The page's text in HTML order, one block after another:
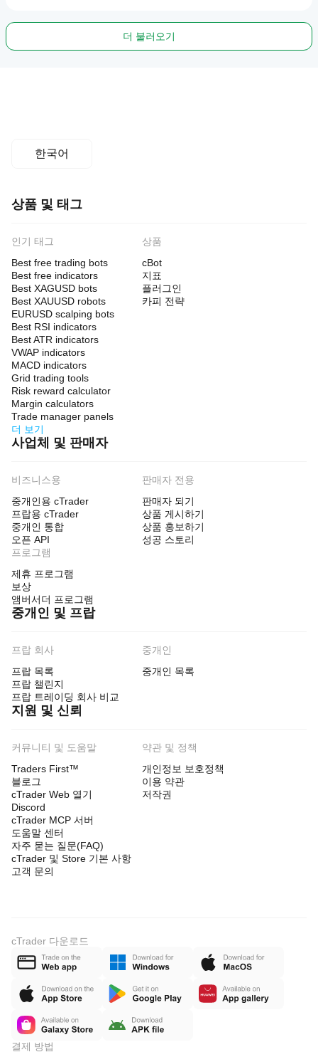
더 불러오기
한국어
상품 및 태그
인기 태그
Best free trading bots
Best free indicators
Best XAGUSD bots
Best XAUUSD robots
EURUSD scalping bots
Best RSI indicators
Best ATR indicators
VWAP indicators
MACD indicators
Grid trading tools
Risk reward calculator
Margin calculators
Trade manager panels
더 보기
상품
cBot
지표
플러그인
카피 전략
사업체 및 판매자
비즈니스용
중개인용 cTrader
프랍용 cTrader
중개인 통합
오픈 API
판매자 전용
판매자 되기
상품 게시하기
상품 홍보하기
성공 스토리
프로그램
제휴 프로그램
보상
앰버서더 프로그램
중개인 및 프랍
프랍 회사
프랍 목록
프랍 챌린지
프랍 트레이딩 회사 비교
중개인
중개인 목록
지원 및 신뢰
커뮤니티 및 도움말
Traders First™
블로그
cTrader Web 열기
Discord
cTrader MCP 서버
도움말 센터
자주 묻는 질문(FAQ)
cTrader 및 Store 기본 사항
고객 문의
약관 및 정책
개인정보 보호정책
이용 약관
저작권
cTrader 다운로드
결제 방법